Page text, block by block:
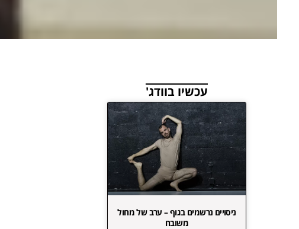
עכשיו בוודג'
ניסויים נרשמים בגוף – ערב של מחול
משובח